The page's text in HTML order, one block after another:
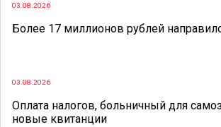
03.08.2026
Более 17 миллионов рублей
03.08.2026
Оплата налогов, больничный для
новые квитанции